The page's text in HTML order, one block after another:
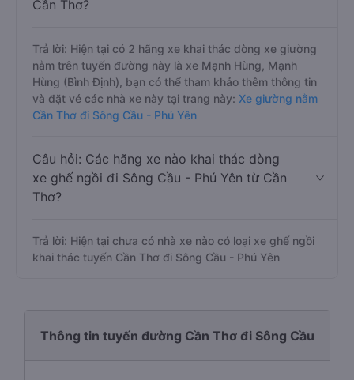
Cần Thơ?
Trả lời: Hiện tại có 2 hãng xe khai thác dòng xe giường
nằm trên tuyến đường này là xe Mạnh Hùng, Mạnh
Hùng (Bình Định), bạn có thể tham khảo thêm thông tin
và đặt vé các nhà xe này tại trang này: Xe giường nằm
Cần Thơ đi Sông Cầu - Phú Yên
Câu hỏi: Các hãng xe nào khai thác dòng
xe ghế ngồi đi Sông Cầu - Phú Yên từ Cần
Thơ?
Trả lời: Hiện tại chưa có nhà xe nào có loại xe ghế ngồi
khai thác tuyến Cần Thơ đi Sông Cầu - Phú Yên
Thông tin tuyến đường Cần Thơ đi Sông Cầu